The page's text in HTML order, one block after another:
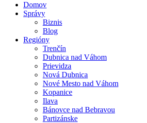
Domov
Správy
Biznis
Blog
Regióny
Trenčín
Dubnica nad Váhom
Prievidza
Nová Dubnica
Nové Mesto nad Váhom
Kopanice
Ilava
Bánovce nad Bebravou
Partizánske